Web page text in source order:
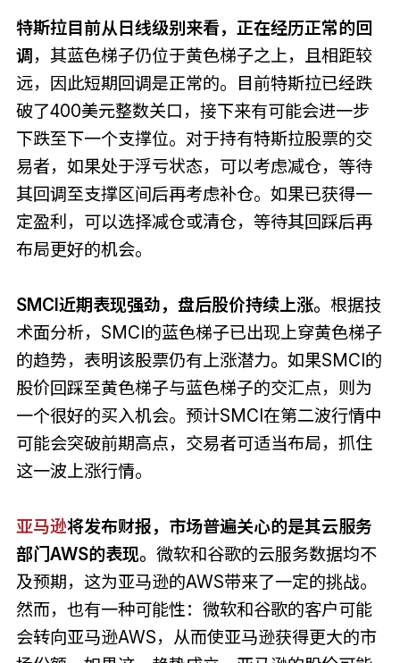
特斯拉目前从日线级别来看，正在经历正常的回
调，其蓝色梯子仍位于黄色梯子之上，且相距较
远，因此短期回调是正常的。目前特斯拉已经跌
破了400美元整数关口，接下来有可能会进一步
下跌至下一个支撑位。对于持有特斯拉股票的交
易者，如果处于浮亏状态，可以考虑减仓，等待
其回调至支撑区间后再考虑补仓。如果已获得一
定盈利，可以选择减仓或清仓，等待其回踩后再
布局更好的机会。
SMCI近期表现强劲，盘后股价持续上涨。 根据技
术面分析，SMCI的蓝色梯子已出现上穿黄色梯子
的趋势，表明该股票仍有上涨潜力。如果SMCI的
股价回踩至黄色梯子与蓝色梯子的交汇点，则为
一个很好的买入机会。预计SMCI在第二波行情中
可能会突破前期高点，交易者可适当布局，抓住
这一波上涨行情。
亚马逊将发布财报，市场普遍关心的是其云服务
部门AWS的表现。 微软和谷歌的云服务数据均不
及预期，这为亚马逊的AWS带来了一定的挑战。
然而，也有一种可能性：微软和谷歌的客户可能
会转向亚马逊AWS，从而使亚马逊获得更大的市